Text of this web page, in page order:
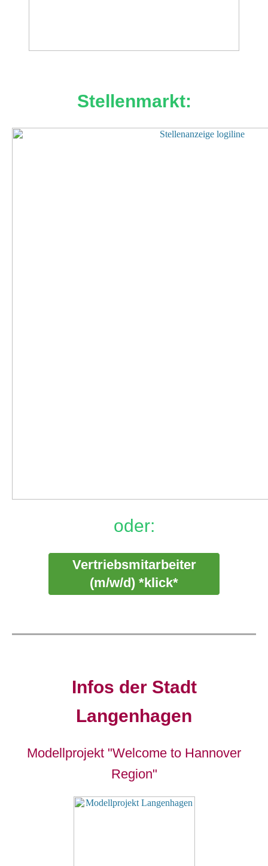
Stellenmarkt:
oder:
Vertriebsmitarbeiter
(m/w/d) *klick*
Infos der Stadt
Langenhagen
Modellprojekt "Welcome to Hannover
Region"